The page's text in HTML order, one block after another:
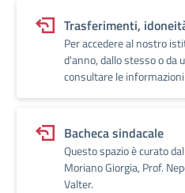
Trasferimenti,
Per accedere al nostro
d'anno, dallo stesso o da
consultare le
Bacheca sindacale
Questo spazio è curato
Moriano Giorgia, Prof.
Valter.